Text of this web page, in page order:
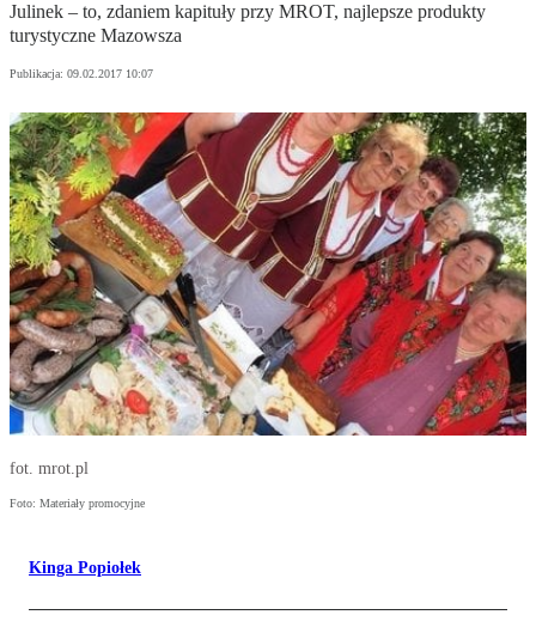
Julinek – to, zdaniem kapituły przy MROT, najlepsze produkty
turystyczne Mazowsza
Publikacja: 09.02.2017 10:07
fot. mrot.pl
Foto: Materiały promocyjne
Kinga Popiołek